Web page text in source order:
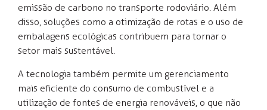
emissão de carbono no transporte rodoviário. Além
disso, soluções como a otimização de rotas e o uso de
embalagens ecológicas contribuem para tornar o
setor mais sustentável.
A tecnologia também permite um gerenciamento
mais eficiente do consumo de combustível e a
utilização de fontes de energia renováveis, o que não